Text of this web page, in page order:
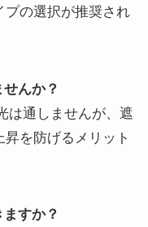
プの選択が推奨され
んか？
は通しませんが、遮
を防げるメリット
すか？